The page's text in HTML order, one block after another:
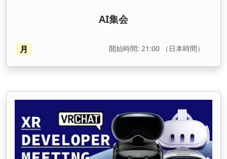
AI集会
月 開始時間: 21:00 （日本時間）